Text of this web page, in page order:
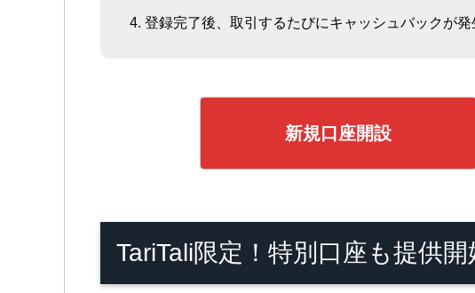
登録完了後、取引するたびにキャッシュバックが発
新規口座開設
TariTali限定！特別口座も提供開